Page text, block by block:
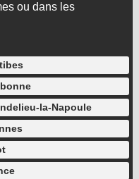
ou dans les
la-Napoule